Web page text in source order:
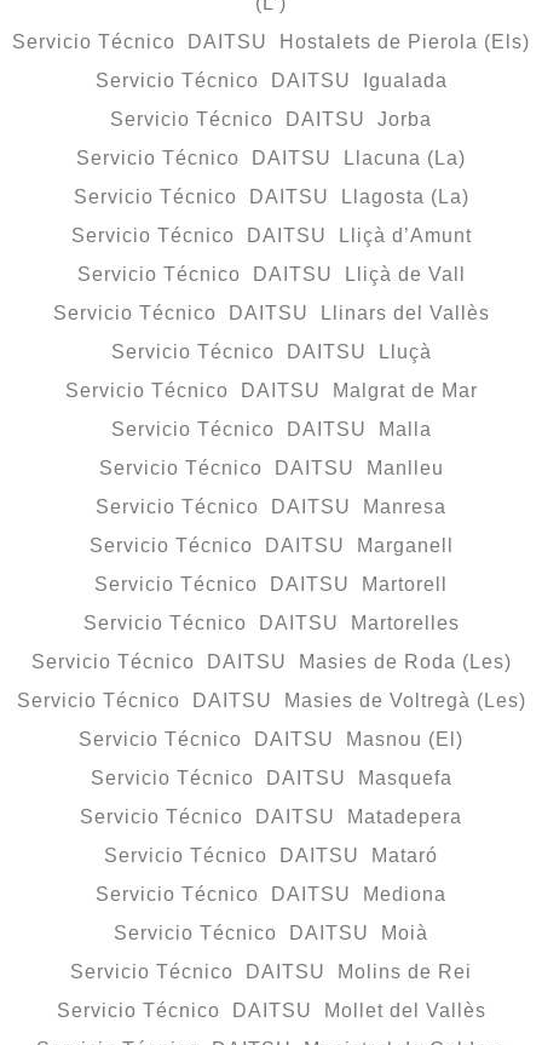
Servicio Técnico DAITSU Hostalets de Pierola (Els)
Servicio Técnico DAITSU Igualada
Servicio Técnico DAITSU Jorba
Servicio Técnico DAITSU Llacuna (La)
Servicio Técnico DAITSU Llagosta (La)
Servicio Técnico DAITSU Lliçà d’Amunt
Servicio Técnico DAITSU Lliçà de Vall
Servicio Técnico DAITSU Llinars del Vallès
Servicio Técnico DAITSU Lluçà
Servicio Técnico DAITSU Malgrat de Mar
Servicio Técnico DAITSU Malla
Servicio Técnico DAITSU Manlleu
Servicio Técnico DAITSU Manresa
Servicio Técnico DAITSU Marganell
Servicio Técnico DAITSU Martorell
Servicio Técnico DAITSU Martorelles
Servicio Técnico DAITSU Masies de Roda (Les)
Servicio Técnico DAITSU Masies de Voltregà (Les)
Servicio Técnico DAITSU Masnou (El)
Servicio Técnico DAITSU Masquefa
Servicio Técnico DAITSU Matadepera
Servicio Técnico DAITSU Mataró
Servicio Técnico DAITSU Mediona
Servicio Técnico DAITSU Moià
Servicio Técnico DAITSU Molins de Rei
Servicio Técnico DAITSU Mollet del Vallès